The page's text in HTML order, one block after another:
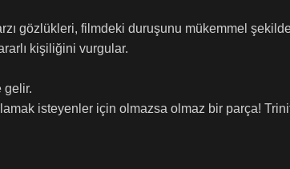
gözlükleri, filmdeki duruşunu mükemmel şekilde
kişiliğini vurgular.
gelir.
isteyenler için olmazsa olmaz bir parça!